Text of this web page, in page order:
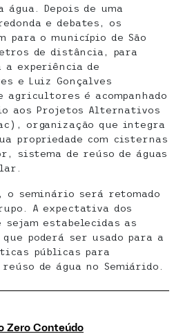
água. Depois de uma
e debates, os
para o município de São
de distância, para
a experiência de
e Luiz Gonçalves
agricultores é acompanhado
aos Projetos Alternativos
organização que integra
propriedade com cisternas
sistema de reúso de águas
seminário será retomado
A expectativa dos
sejam estabelecidas as
que poderá ser usado para a
públicas para
de água no Semiárido.
Zero Conteúdo